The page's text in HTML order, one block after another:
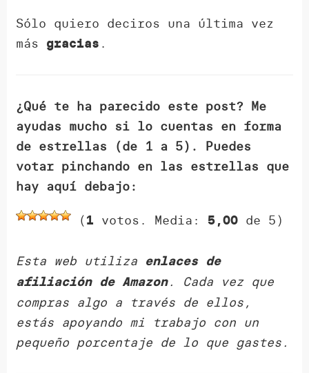
Sólo quiero deciros una última vez
más gracias .
¿Qué te ha parecido este post? Me
ayudas mucho si lo cuentas en forma
de estrellas (de 1 a 5). Puedes
votar pinchando en las estrellas que
hay aquí debajo:
(1 votos. Media: 5,00 de 5)
Esta web utiliza enlaces de
afiliación de Amazon. Cada vez que
compras algo a través de ellos,
estás apoyando mi trabajo con un
pequeño porcentaje de lo que gastes.